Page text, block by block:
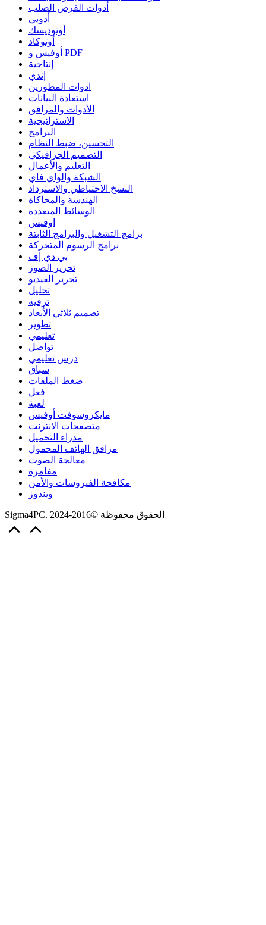
أدوات القرص الصلب
أدوبي
أوتوديسك
أوتوكاد
أوفيس و PDF
إنتاجية
إندي
ادوات المطورين
استعادة البيانات
الأدوات والمرافق
الاستراتيجية
البرامج
التحسين، ضبط النظام
التصميم الجرافيكي
التعليم والأعمال
الشبكة والواي فاي
النسخ الاحتياطي والاسترداد
الهندسة والمحاكاة
الوسائط المتعددة
اوفيس
برامج التشغيل والبرامج الثابتة
برامج الرسوم المتحركة
بي دي إف
تحرير الصور
تحرير الفيديو
تحليل
ترفيه
تصميم ثلاثي الأبعاد
تطوير
تعليمي
تواصل
درس تعليمي
سباق
ضغط الملفات
فعل
لعبة
مايكروسوفت أوفيس
متصفحات الانترنت
مدراء التحميل
مرافق الهاتف المحمول
معالجة الصوت
مفامرة
مكافحة الفيروسات والأمن
ويندوز
Sigma4PC. الحقوق محفوظة ©2016-2024